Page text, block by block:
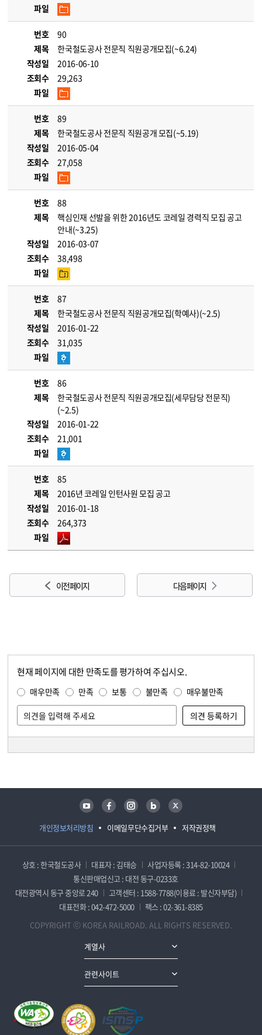
파일
번호
90
제목
한국철도공사 전문직 직원공개모집(~6.24)
작성일
2016-06-10
조회수
29,263
파일
번호
89
제목
한국철도공사 전문직 직원공개 모집(~5.19)
작성일
2016-05-04
조회수
27,058
파일
번호
88
제목
핵심인재 선발을 위한 2016년도 코레일 경력직 모집 공고
안내(~3.25)
작성일
2016-03-07
조회수
38,498
파일
번호
87
제목
한국철도공사 전문직 직원공개모집(학예사)(~2.5)
작성일
2016-01-22
조회수
31,035
파일
번호
86
제목
한국철도공사 전문직 직원공개모집(세무담당 전문직)
(~2.5)
작성일
2016-01-22
조회수
21,001
파일
번호
85
제목
2016년 코레일 인턴사원 모집 공고
작성일
2016-01-18
조회수
264,373
파일
이전 페이지 다음 페이지
현재 페이지에 대한 만족도를 평가하여 주십시오.
매우만족 만족 보통 불만족 매우불만족
개인정보처리방침 이메일무단수집거부 저작권정책
유튜브 페이스북 인스타그램 블로그 트위터
상호 : 한국철도공사 대표자 : 김태승
사업자등록 : 314-82-10024
통신판매업신고 : 대전 동구-0233호
대전광역시 동구 중앙로 240
고객센터 : 1588-7788(이용료 : 발신자부담)
대표전화 : 042-472-5000
팩스 : 02-361-8385
COPYRIGHT ⓒ KOREA RAILROAD. ALL RIGHTS RESERVED.
계열사
관련사이트